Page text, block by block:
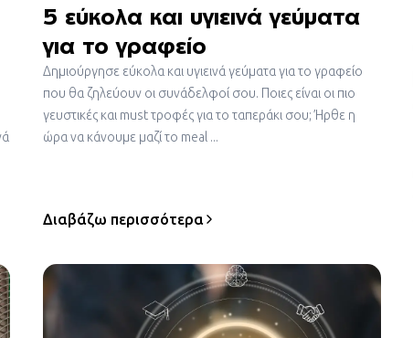
5 εύκολα και υγιεινά γεύματα
για το γραφείο
Δημιούργησε εύκολα και υγιεινά γεύματα για το γραφείο
που θα ζηλεύουν οι συνάδελφοί σου. Ποιες είναι οι πιο
γευστικές και must τροφές για το ταπεράκι σου; Ήρθε η
ώρα να κάνουμε μαζί το meal ...
Διαβάζω περισσότερα